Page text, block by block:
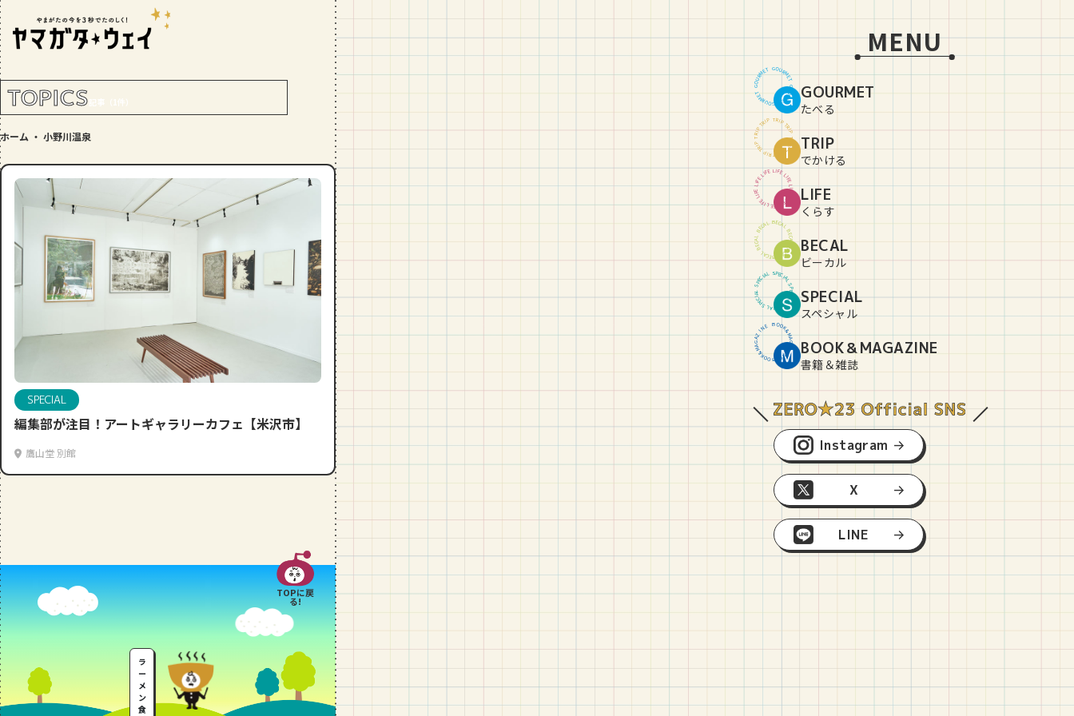
RANKING!
おすすめ！山形のそば【23選】地元民
の人気ランキング付！～日刊ヤマガタ
ウェイが厳選
GOURMET
【お肉をやわらかくする方法10選】結
局何が効果的？～おすすめのお取り寄
TRIP
【写真付き】山寺の階段はきつい？階
段数や所要時間をご紹介！
山形のおすすめパン屋さん【26選】地
MENU
GOURME
T
G
O
U
R
M
E
T
G
O
U
R
M
E
T
G
O
U
RMET
GOURMET
たべる
TRIPT
RI
P
T
R
P
T
R
T
R
I
P
T
R
I
P
T
R
I
P
T
RIP
TRIP
でかける
LIFEL
IF
E
L
F
L
I
FE
F
E
L
I
F
E
L
I
F
E
L
IF
E
LIFE
LIFE
くらす
BECA
L
BE
C
A
L
B
E
C
A
B
E
C
A
L
B
E
C
A
L
BE
CAL
BECAL
ビーカル
SPECI
A
L
SP
E
C
A
L
S
P
CI
A
L
S
P
E
C
I
A
L
SP
E
CIAL
SPECIAL
スペシャル
BOOK
&M
A
G
A
Z
I
N
E
B
O
O
K
&
M
A
G
A
Z
I
NE
BOOK＆MAGAZINE
書籍＆雑誌
Instagram
X
LINE
TOPICS記事（1件）
ホーム ・ 小野川温泉
SPECIAL
編集部が注目！アートギャラリーカフェ【米沢市】
鷹山堂 別館
TOPに戻
る!
ラ
ー
メ
ン
食